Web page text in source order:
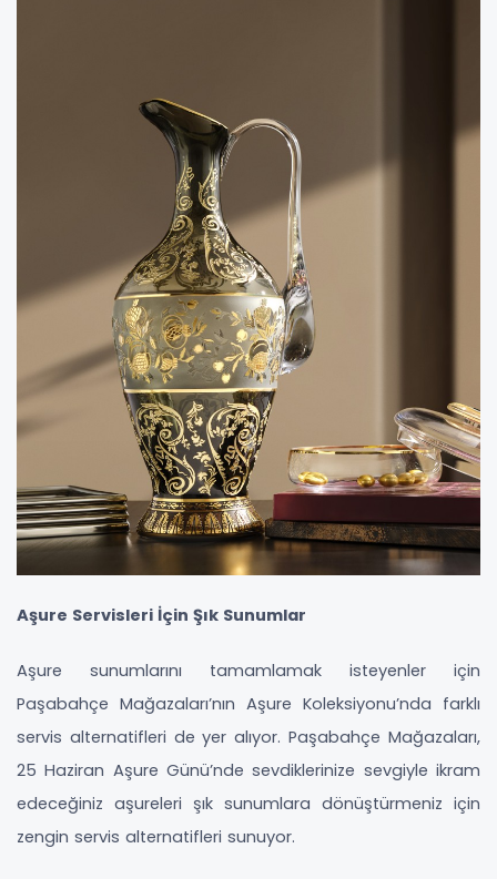
Aşure Servisleri İçin Şık Sunumlar
Aşure sunumlarını tamamlamak isteyenler için
Paşabahçe Mağazaları’nın Aşure Koleksiyonu’nda farklı
servis alternatifleri de yer alıyor. Paşabahçe Mağazaları,
25 Haziran Aşure Günü’nde sevdiklerinize sevgiyle ikram
edeceğiniz aşureleri şık sunumlara dönüştürmeniz için
zengin servis alternatifleri sunuyor.